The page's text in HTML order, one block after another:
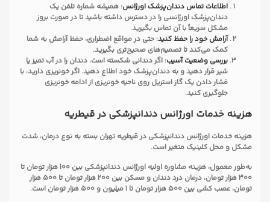
اطلاعات تماس دندان‌پزشک اورژانس: همیشه شماره تلفن یک
دندان‌پزشک اورژانسی را در دسترس داشته باشید تا در صورت بروز
مشکل سریعاً با آن تماس بگیرید.
آرامش خود را حفظ کنید: حتی در مواقع اضطراری، حفظ آرامش به شما
کمک می‌کند تا تصمیم‌های صحیح‌تری بگیرید.
بررسی وضعیت آسیب: اگر دندانی شکسته است، دندان را در آب تمیز یا
شیر قرار دهید و به دندان‌پزشک خود اطلاع دهید. اگر خونریزی دارید، با
فشار دادن یک گاز استریل روی ناحیه خونریزی از ادامه خونریزی
جلوگیری کنید.
هزینه خدمات اورژانس دندانپزشکی در قیطریه
هزینه خدمات اورژانس دندانپزشکی در قیطریه تهران بسته به نوع درمان، شدت
مشکل و محل کلینیک متغیر است.
به‌طور معمول، هزینه مشاوره اولیه اورژانس دندانپزشکی بین 100 هزار تومان تا
300 هزار تومان، درمان درد دندان و مسکن بین 200 هزار تومان تا 500 هزار
تومان، عصب کشی بین 500 هزار تومان تا 1 میلیون و 500 هزار تومان است.